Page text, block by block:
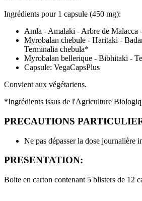
(3 avis)
Ingrédients pour 1 capsule (450 mg):
Amla - Amalaki - Arbre de
Myrobalan chebule - Haritaki -
Terminalia chebula*
Myrobalan bellerique - Bibhitaki -
Capsule: VegaCapsPlus
Convient aux végétariens.
*Ingrédients issus de l'Agriculture
PRECAUTIONS
Ne pas dépasser la dose journalière
PRESENTATION:
Boite en carton contenant 5 blisters de 12